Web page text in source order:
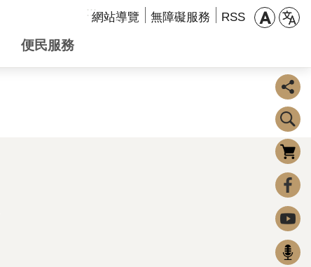
:::網站導覽 無障礙服務 RSS
便民服務